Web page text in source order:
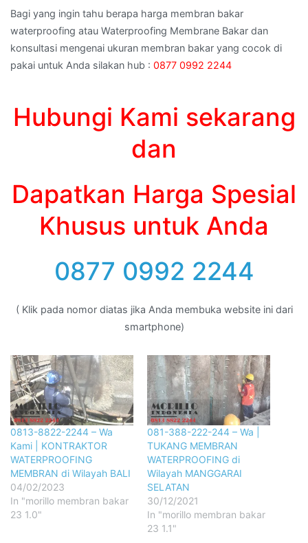
Bagi yang ingin tahu berapa harga membran bakar
waterproofing atau Waterproofing Membrane Bakar dan
konsultasi mengenai ukuran membran bakar yang cocok di
pakai untuk Anda silakan hub : 0877 0992 2244
Hubungi Kami sekarang
dan
Dapatkan Harga Spesial
Khusus untuk Anda
0877 0992 2244
( Klik pada nomor diatas jika Anda membuka website ini dari
smartphone)
0813-8822-2244 – Wa
Kami | KONTRAKTOR
WATERPROOFING
MEMBRAN di Wilayah BALI
04/02/2023
In "morillo membran bakar
23 1.0"
081-388-222-244 – Wa |
TUKANG MEMBRAN
WATERPROOFING di
Wilayah MANGGARAI
SELATAN
30/12/2021
In "morillo membran bakar
23 1.1"